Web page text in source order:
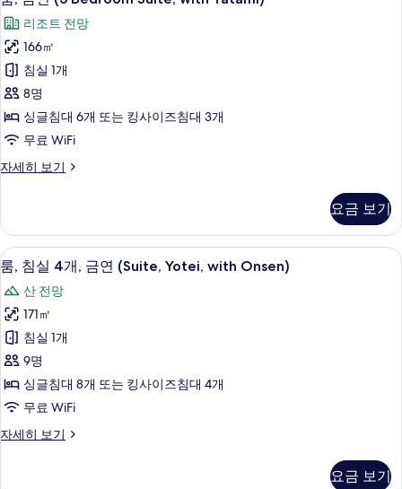
보
기
(Suite,
Yotei)
자
세
히
보
기
금
연
(3
Bedroom
Suite,
with
Tatami)
사
두
보
기
리조트 전망
166㎡
침실 1개
8명
싱글침대 6개 또는 킹사이즈침대 3개
무료 WiFi
자세히 보기
룸,
Bedroom
Suite,
with
Tatami)
자
세
히
보
기
요금 보기
룸,
침
실
4
개,
금
연
(Suite,
Yotei,
룸, 침실 4개, 금연 (Suite, Yotei, with
3
룸, 침실 4개, 금연 (Suite, Yotei, with Onsen)
산 전망
171㎡
침실 1개
9명
싱글침대 8개 또는 킹사이즈침대 4개
무료 WiFi
자세히 보기
룸,
요금 보기